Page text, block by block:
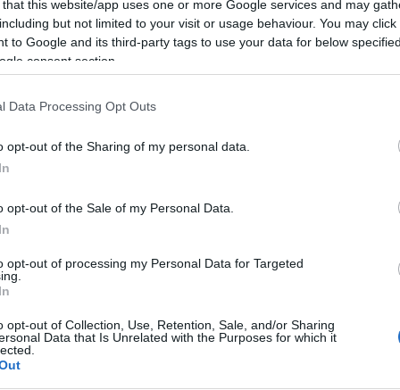
that this website/app uses one or more Google services and may
but not limited to your visit or usage behaviour. You may
to Google and its third-party tags to use your data for below
consent section.
Data Processing Opt Outs
opt-out of the Sharing of my personal data.
opt-out of the Sale of my Personal Data.
opt-out of processing my Personal Data for Targeted
opt-out of Collection, Use, Retention, Sale, and/or Sharing
Data that Is Unrelated with the Purposes for which it
e dell’usato domenica 10 novembre dalle
ti aspetta una passeggia tra
accanto a pezzi vintage tutti da scoprire.
giornata, rendendo l’esperienza ancora
chef
scoprire e passare una splendida